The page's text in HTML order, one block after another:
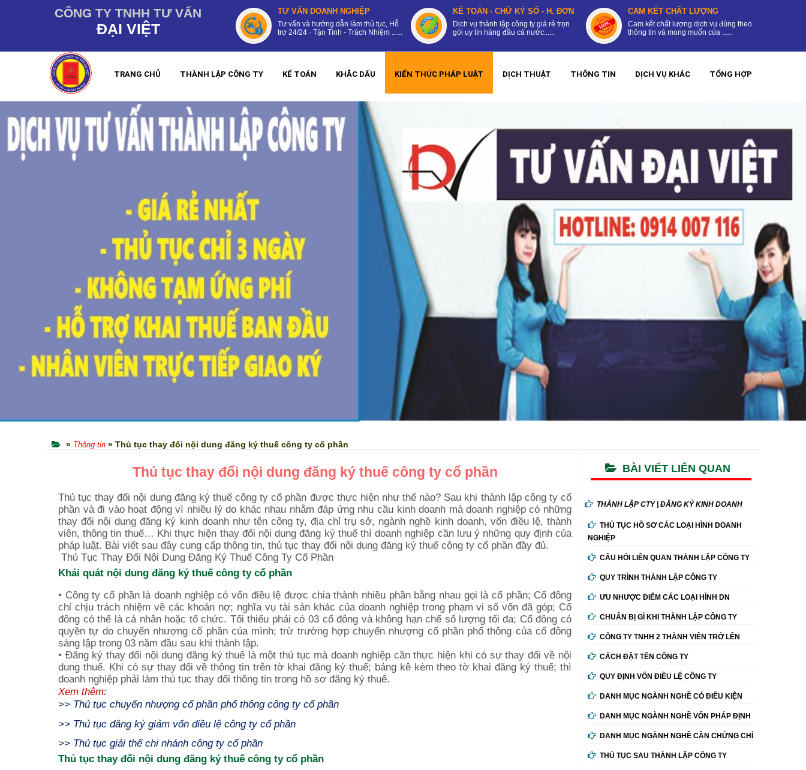
CÔNG TY TNHH TƯ VẤN
ĐẠI VIỆT
TƯ VẤN DOANH NGHIỆP
Tư vấn và hướng dẫn làm thủ tục, Hỗ
trợ 24/24 · Tận Tình - Trách Nhiệm ......
KẾ TOÁN - CHỮ KÝ SỐ - H. ĐƠN
Dịch vụ thành lập công ty giá rẻ trọn
gói uy tín hàng đầu cả nước......
CAM KẾT CHẤT LƯỢNG
Cam kết chất lượng dịch vụ đúng theo
thông tin và mong muốn của ......
TRANG CHỦ THÀNH LẬP CÔNG TY KẾ TOÁN KHẮC DẤU KIẾN THỨC PHÁP LUẬT DỊCH THUẬT THÔNG TIN DỊCH VỤ KHÁC TỔNG HỢP
» Thông tin » Thủ tục thay đổi nội dung đăng ký thuế công ty cổ phần
Thủ tục thay đổi nội dung đăng ký thuế công ty cổ phần
Thủ tục thay đổi nội dung đăng ký thuế công ty cổ phần được thực hiện như thế nào? Sau khi thành lập công ty cổ
phần và đi vào hoạt động vì nhiều lý do khác nhau nhằm đáp ứng nhu cầu kinh doanh mà doanh nghiệp có những
thay đổi nội dung đăng ký kinh doanh như tên công ty, địa chỉ trụ sở, ngành nghề kinh doanh, vốn điều lệ, thành
viên, thông tin thuế… Khi thực hiện thay đổi nội dung đăng ký thuế thì doanh nghiệp cần lưu ý những quy định của
pháp luật. Bài viết sau đây cung cấp thông tin, thủ tục thay đổi nội dung đăng ký thuế công ty cổ phần đầy đủ.
Thủ Tục Thay Đổi Nội Dung Đăng Ký Thuế Công Ty Cổ Phần
Khái quát nội dung đăng ký thuế công ty cổ phần
• Công ty cổ phần là doanh nghiệp có vốn điều lệ được chia thành nhiều phần bằng nhau gọi là cổ phần; Cổ đông
chỉ chịu trách nhiệm về các khoản nợ; nghĩa vụ tài sản khác của doanh nghiệp trong phạm vi số vốn đã góp; Cổ
đông có thể là cá nhân hoặc tổ chức. Tối thiểu phải có 03 cổ đông và không hạn chế số lượng tối đa; Cổ đông có
quyền tự do chuyển nhượng cổ phần của mình; trừ trường hợp chuyển nhượng cổ phần phổ thông của cổ đông
sáng lập trong 03 năm đầu sau khi thành lập.
• Đăng ký thay đổi nội dung đăng ký thuế là một thủ tục mà doanh nghiệp cần thực hiện khi có sự thay đổi về nội
dung thuế. Khi có sự thay đổi về thông tin trên tờ khai đăng ký thuế; bảng kê kèm theo tờ khai đăng ký thuế; thì
doanh nghiệp phải làm thủ tục thay đổi thông tin trong hồ sơ đăng ký thuế.
Xem thêm:
>> Thủ tục chuyển nhượng cổ phần phổ thông công ty cổ phần
>> Thủ tục đăng ký giảm vốn điều lệ công ty cổ phần
>> Thủ tục giải thể chi nhánh công ty cổ phần
Thủ tục thay đổi nội dung đăng ký thuế công ty cổ phần
BÀI VIẾT LIÊN QUAN
THÀNH LẬP CTY | ĐĂNG KÝ KINH DOANH
THỦ TỤC HỒ SƠ CÁC LOẠI HÌNH DOANH
NGHIỆP
CÂU HỎI LIÊN QUAN THÀNH LẬP CÔNG TY
QUY TRÌNH THÀNH LẬP CÔNG TY
ƯU NHƯỢC ĐIỂM CÁC LOẠI HÌNH DN
CHUẨN BỊ GÌ KHI THÀNH LẬP CÔNG TY
CÔNG TY TNHH 2 THÀNH VIÊN TRỞ LÊN
CÁCH ĐẶT TÊN CÔNG TY
QUY ĐỊNH VỐN ĐIỀU LỆ CÔNG TY
DANH MỤC NGÀNH NGHỀ CÓ ĐIỀU KIỆN
DANH MỤC NGÀNH NGHỀ VỐN PHÁP ĐỊNH
DANH MỤC NGÀNH NGHỀ CẦN CHỨNG CHỈ
THỦ TỤC SAU THÀNH LẬP CÔNG TY